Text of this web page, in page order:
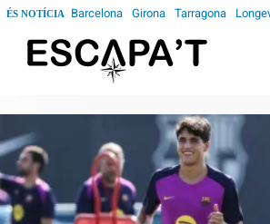
ÉS NOTÍCIA Barcelona Girona Tarragona